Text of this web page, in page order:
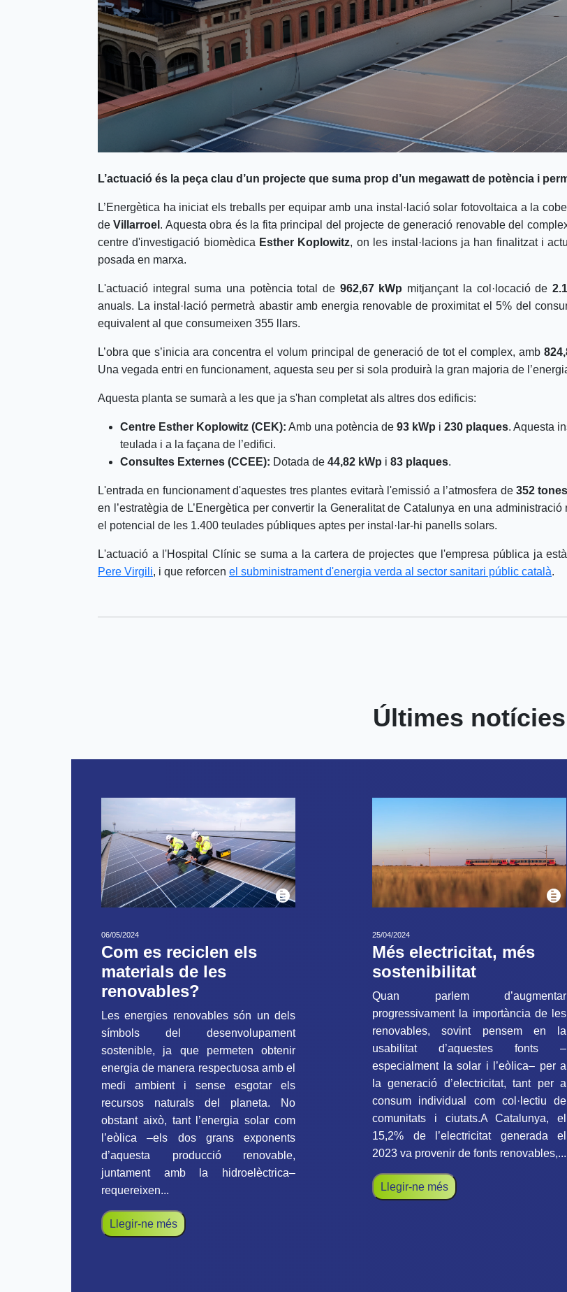
L’actuació és la peça clau d’un projecte que suma prop d’un megawatt de potència i
L’Energètica ha iniciat els treballs per equipar amb una instal·lació solar fotovoltaica a la
deVillarroel . Aquesta obra és la fita principal del projecte de generació renovable del
centre d'investigació biomèdica Esther Koplowitz, on les instal·lacions ja han finalitzat i
posada en marxa.
L'actuació integral suma una potència total de 962,67 kWp mitjançant la col·locació de
anuals. La instal·lació permetrà abastir amb energia renovable de proximitat el 5% del
equivalent al que consumeixen 355 llars.
L’obra que s’inicia ara concentra el volum principal de generació de tot el complex, amb
Una vegada entri en funcionament, aquesta seu per si sola produirà la gran majoria de
Aquesta planta se sumarà a les que ja s'han completat als altres dos edificis:
Centre Esther Koplowitz (CEK): Amb una potència de 93 kWp i 230 plaques. Aquesta
teulada i a la façana de l’edifici.
Consultes Externes (CCEE): Dotada de 44,82 kWp i 83 plaques.
L'entrada en funcionament d'aquestes tres plantes evitarà l'emissió a l’atmosfera de 352
en l’estratègia de L’Energètica per convertir la Generalitat de Catalunya en una
el potencial de les 1.400 teulades públiques aptes per instal·lar-hi panells solars.
L'actuació a l'Hospital Clínic se suma a la cartera de projectes que l'empresa pública ja
Pere Virgili, i que reforcen el subministrament d'energia verda al sector sanitari públic català.
Últimes notícies
06/05/2024
Com es reciclen els
materials de les
renovables?
Les energies renovables són un dels
símbols del desenvolupament
sostenible, ja que permeten obtenir
energia de manera respectuosa amb el
medi ambient i sense esgotar els
recursos naturals del planeta. No
obstant això, tant l’energia solar com
l’eòlica –els dos grans exponents
d’aquesta producció renovable,
juntament amb la hidroelèctrica–
requereixen...
Llegir-ne més
25/04/2024
Més electricitat, més
sostenibilitat
Quan parlem d’augmentar
progressivament la importància de les
renovables, sovint pensem en la
usabilitat d’aquestes fonts –
especialment la solar i l’eòlica– per a
la generació d’electricitat, tant per a
consum individual com col·lectiu de
comunitats i ciutats.A Catalunya, el
15,2% de l’electricitat generada el
2023 va provenir de fonts renovables,...
Llegir-ne més